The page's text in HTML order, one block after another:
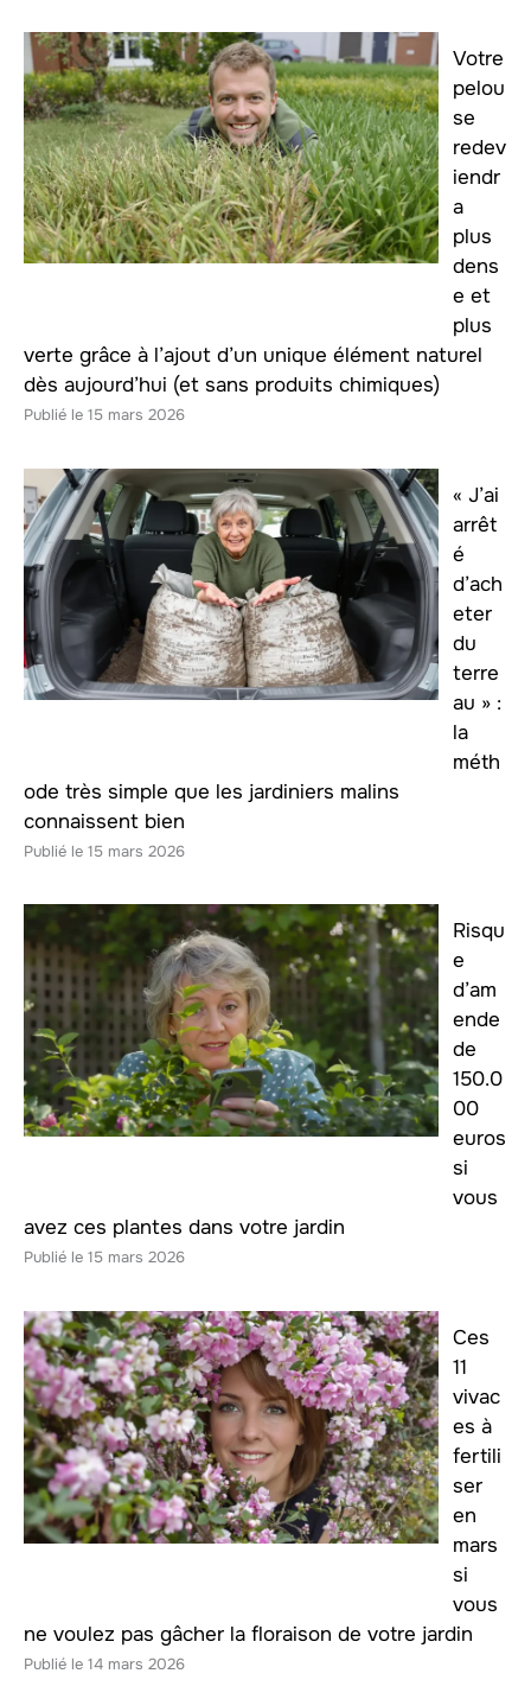
Votre
pelou
se
redev
iendr
a
plus
dens
e et
plus
verte grâce à l’ajout d’un unique élément naturel
dès aujourd’hui (et sans produits chimiques)
15 mars 2026
« J’ai
arrêt
é
d’ach
eter
du
terre
au » :
la
méth
ode très simple que les jardiniers malins
connaissent bien
15 mars 2026
Risqu
e
d’am
ende
de
150.0
00
euros
si
vous
avez ces plantes dans votre jardin
15 mars 2026
Ces
11
vivac
es à
fertili
ser
en
mars
si
vous
ne voulez pas gâcher la floraison de votre jardin
14 mars 2026